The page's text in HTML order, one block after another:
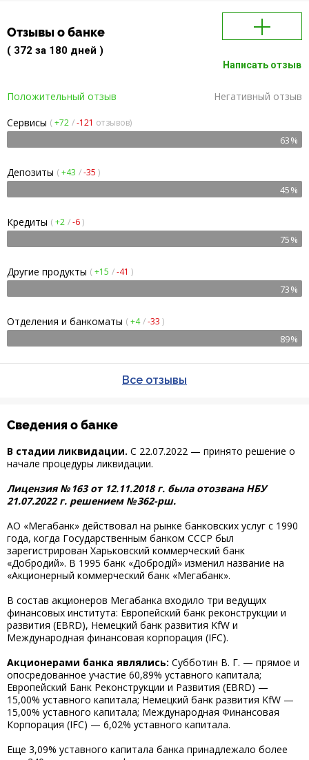
Отзывы о банке
( 372 за 180 дней )
Написать отзыв
Положительный отзыв
Негативный отзыв
Сервисы (+72 /-121 отзывов)
63%
Депозиты (+43 /-35)
45%
Кредиты (+2 /-6)
75%
Другие продукты (+15 /-41)
73%
Отделения и банкоматы (+4/-33)
89%
Все отзывы
Сведения о банке
В стадии ликвидации. С 22.07.2022 — принято решение о
начале процедуры ликвидации.
Лицензия № 163 от 12.11.2018 г. была отозвана НБУ
21.07.2022 г. решением № 362-рш.
АО «Мегабанк» действовал на рынке банковских услуг с 1990
года, когда Государственным банком СССР был
зарегистрирован Харьковский коммерческий банк
«Добродий». В 1995 банк «Добродій» изменил название на
«Акционерный коммерческий банк «Мегабанк».
В состав акционеров Мегабанка входило три ведущих
финансовых института: Европейский банк реконструкции и
развития (EBRD), Немецкий банк развития KfW и
Международная финансовая корпорация (IFC).
Акционерами банка являлись: Субботин В. Г. — прямое и
опосредованное участие 60,89% уставного капитала;
Европейский Банк Реконструкции и Развития (EBRD) —
15,00% уставного капитала; Немецкий банк развития KfW —
15,00% уставного капитала; Международная Финансовая
Корпорация (IFC) — 6,02% уставного капитала.
Еще 3,09% уставного капитала банка принадлежало более